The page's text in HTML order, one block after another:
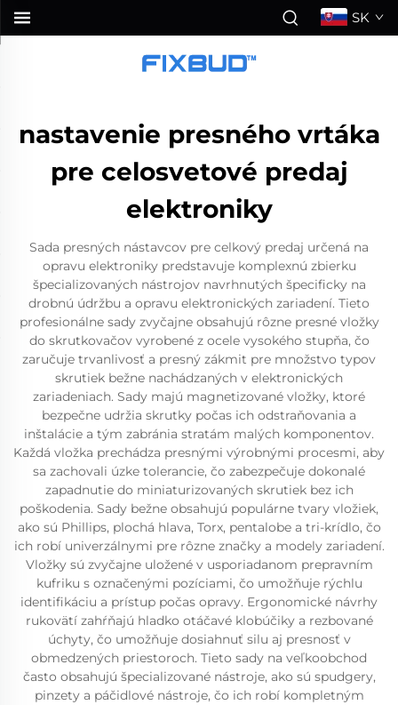
SK
nastavenie presného vrtáka
pre celosvetové predaj
elektroniky
Sada presných nástavcov pre celkový predaj určená na
opravu elektroniky predstavuje komplexnú zbierku
špecializovaných nástrojov navrhnutých špecificky na
drobnú údržbu a opravu elektronických zariadení. Tieto
profesionálne sady zvyčajne obsahujú rôzne presné vložky
do skrutkovačov vyrobené z ocele vysokého stupňa, čo
zaručuje trvanlivosť a presný zákmit pre množstvo typov
skrutiek bežne nachádzaných v elektronických
zariadeniach. Sady majú magnetizované vložky, ktoré
bezpečne udržia skrutky počas ich odstraňovania a
inštalácie a tým zabránia stratám malých komponentov.
Každá vložka prechádza presnými výrobnými procesmi, aby
sa zachovali úzke tolerancie, čo zabezpečuje dokonalé
zapadnutie do miniaturizovaných skrutiek bez ich
poškodenia. Sady bežne obsahujú populárne tvary vložiek,
ako sú Phillips, plochá hlava, Torx, pentalobe a tri-krídlo, čo
ich robí univerzálnymi pre rôzne značky a modely zariadení.
Vložky sú zvyčajne uložené v usporiadanom prepravním
kufriku s označenými pozíciami, čo umožňuje rýchlu
identifikáciu a prístup počas opravy. Ergonomické návrhy
rukovätí zahŕňajú hladko otáčavé klobúčiky a rezbované
úchyty, čo umožňuje dosiahnuť silu aj presnosť v
obmedzených priestoroch. Tieto sady na veľkoobchod
často obsahujú špecializované nástroje, ako sú spudgery,
pinzety a páčidlové nástroje, čo ich robí kompletným